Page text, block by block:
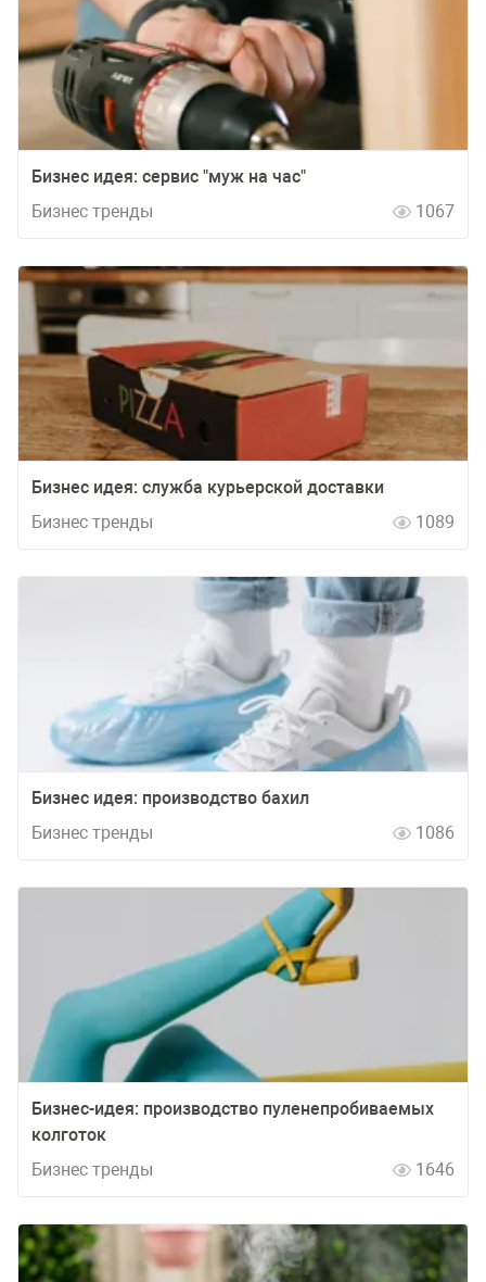
Бизнес идея: сервис "муж на час"
Бизнес тренды
1067
Бизнес идея: служба курьерской доставки
Бизнес тренды
1089
Бизнес идея: производство бахил
Бизнес тренды
1086
Бизнес-идея: производство пуленепробиваемых
колготок
Бизнес тренды
1646